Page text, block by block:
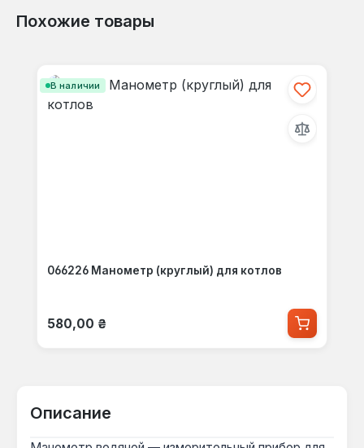
Похожие товары
В наличии
066226 Манометр (круглый) для котлов
Обычная цена:
580,00 ₴
Описание